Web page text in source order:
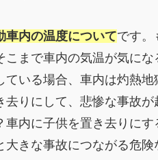
車内の温度についてです。
まで車内の気温が気に
いる場合、車内は灼熱
りにして、悲惨な事故
車内に子供を置き去りに
きな事故につながる危険